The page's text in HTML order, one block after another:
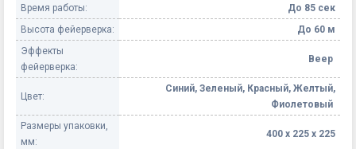
Время работы:
До 85 сек
Высота фейерверка:
До 60 м
Эффекты
фейерверка:
Веер
Цвет:
Синий, Зеленый, Красный, Желтый,
Фиолетовый
Размеры упаковки,
мм:
400 х 225 х 225